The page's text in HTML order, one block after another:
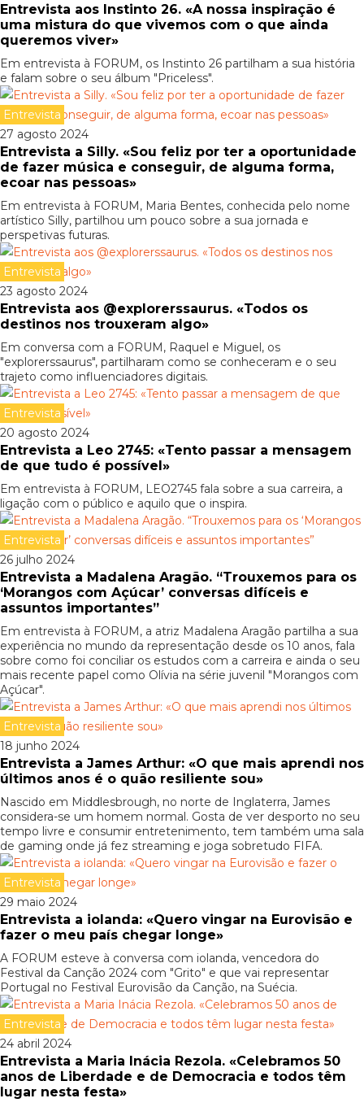
Entrevista aos Instinto 26. «A nossa inspiração é
uma mistura do que vivemos com o que ainda
queremos viver»
Em entrevista à FORUM, os Instinto 26 partilham a sua história
e falam sobre o seu álbum "Priceless".
Entrevista
27 agosto 2024
Entrevista a Silly. «Sou feliz por ter a oportunidade
de fazer música e conseguir, de alguma forma,
ecoar nas pessoas»
Em entrevista à FORUM, Maria Bentes, conhecida pelo nome
artístico Silly, partilhou um pouco sobre a sua jornada e
perspetivas futuras.
Entrevista
23 agosto 2024
Entrevista aos @explorerssaurus. «Todos os
destinos nos trouxeram algo»
Em conversa com a FORUM, Raquel e Miguel, os
"explorerssaurus", partilharam como se conheceram e o seu
trajeto como influenciadores digitais.
Entrevista
20 agosto 2024
Entrevista a Leo 2745: «Tento passar a mensagem
de que tudo é possível»
Em entrevista à FORUM, LEO2745 fala sobre a sua carreira, a
ligação com o público e aquilo que o inspira.
Entrevista
26 julho 2024
Entrevista a Madalena Aragão. “Trouxemos para os
‘Morangos com Açúcar’ conversas difíceis e
assuntos importantes”
Em entrevista à FORUM, a atriz Madalena Aragão partilha a sua
experiência no mundo da representação desde os 10 anos, fala
sobre como foi conciliar os estudos com a carreira e ainda o seu
mais recente papel como Olívia na série juvenil "Morangos com
Açúcar".
Entrevista
18 junho 2024
Entrevista a James Arthur: «O que mais aprendi nos
últimos anos é o quão resiliente sou»
Nascido em Middlesbrough, no norte de Inglaterra, James
considera-se um homem normal. Gosta de ver desporto no seu
tempo livre e consumir entretenimento, tem também uma sala
de gaming onde já fez streaming e joga sobretudo FIFA.
Entrevista
29 maio 2024
Entrevista a iolanda: «Quero vingar na Eurovisão e
fazer o meu país chegar longe»
A FORUM esteve à conversa com iolanda, vencedora do
Festival da Canção 2024 com "Grito" e que vai representar
Portugal no Festival Eurovisão da Canção, na Suécia.
Entrevista
24 abril 2024
Entrevista a Maria Inácia Rezola. «Celebramos 50
anos de Liberdade e de Democracia e todos têm
lugar nesta festa»